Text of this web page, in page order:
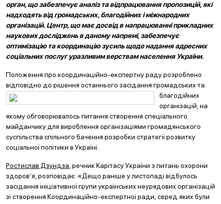
орган, що забезпечує аналіз та відпрацювання пропозицій, які
надходять від громадських, благодійних і міжнародних
організацій. Центр, що має досвід в напрацюванні прикладних
наукових досліджень в даному напрямі, забезпечує
оптимізацію та координацію зусиль щодо надання адресних
соціальних послуг уразливим верствам населення України.
Положення про координаційно-експертну раду розроблено
відповідно до рішення останнього засідання громадських та
благодійних
організацій, на
якому обговорювалось питання створення спеціального
майданчику для вироблення організаціями громадянського
суспільства спільного бачення розробки стратегії розвитку
соціальної політики в Україні.
Ростислав Дзундза , речник Карітасу України з питань охорони
здоров’я, розповідає: «Дещо раніше у листопаді відбулось
засідання ініціативної групи українських неурядових організацій
зі створення Координаційно-експертної ради, серед яких були